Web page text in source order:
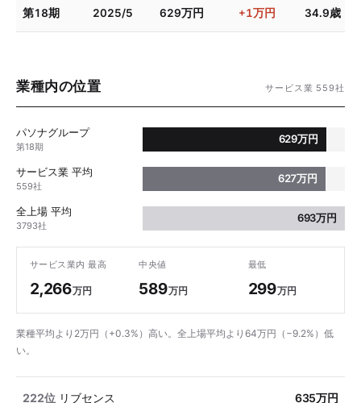
第18期 2025/5 629万円 +1万円 34.9歳
業種内の位置 サービス業 559社
パソナグループ
第18期
629万円
サービス業 平均
559社
627万円
全上場 平均
3793社
693万円
サービス業内 最高
2,266万円
中央値
589万円
最低
299万円
業種平均より2万円（+0.3%）高い。全上場平均より64万円（−9.2%）低
い。
222位 リブセンス 635万円